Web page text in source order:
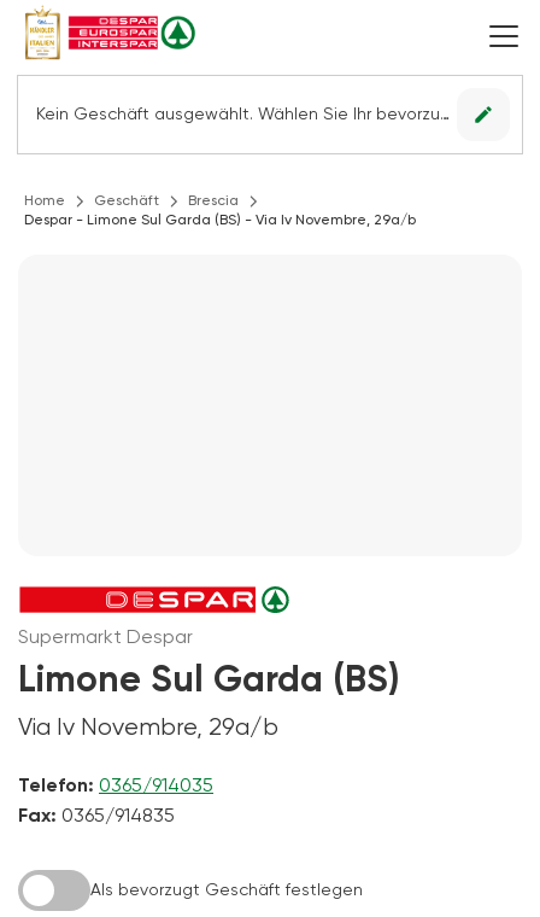
Kein Geschäft ausgewählt. Wählen Sie Ihr bevorzugtes Geschäft, um alle Angebote sehen zu können. edit
Home Geschäft
Brescia
Despar - Limone Sul Garda (BS) - Via Iv Novembre, 29a/b
Supermarkt Despar
Limone Sul Garda (BS)
Via Iv Novembre, 29a/b
Telefon: 0365/914035
Fax: 0365/914835
Als bevorzugt Geschäft festlegen